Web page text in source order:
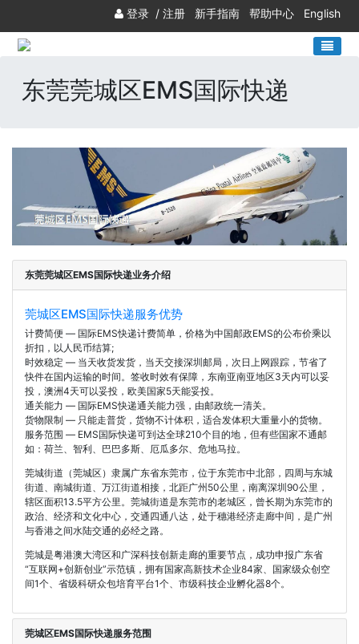
登录 / 注册 新手指南 帮助中心 English
东莞莞城区EMS国际快递
东莞莞城区EMS国际快递业务介绍
莞城区EMS国际快递服务优势
计费简便 — 国际EMS快递计费简单，价格为中国邮政EMS的公布价乘以
折扣，以人民币结算;
时效稳定 — 当天收货发货，当天交接深圳邮局，次日上网跟踪，节省了
快件在国内运输的时间。签收时效有保障，东南亚南亚地区3天内可以妥
投，澳洲4天可以妥投，欧美国家5天能妥投。
通关能力 — 国际EMS快递通关能力强，由邮政统一清关。
货物限制 — 只能走普货，货物不计体积，适合发体积大重量小的货物。
服务范围 — EMS国际快递可到达全球210个目的地，但有些国家不通邮
如：荷兰、智利、巴巴多斯、厄瓜多尔、危地马拉。
莞城街道（莞城区）隶属广东省东莞市，位于东莞市中北部，四周与东城
街道、南城街道、万江街道相接，北距广州50公里，南离深圳90公里，
辖区面积13.5平方公里。莞城街道是东莞市的老城区，曾长期为东莞市的
政治、经济和文化中心，交通四通八达，处于穗港经济走廊中间，是广州
与香港之间水陆交通的必经之路。
莞城是粤港澳大湾区和广深科技创新走廊的重要节点，成功申报广东省
“互联网+创新创业”示范镇，拥有国家高新技术企业84家、国家级众创空
间1个、省级科研众包培育平台1个、市级科技企业孵化器8个。
莞城区EMS国际快递服务范围